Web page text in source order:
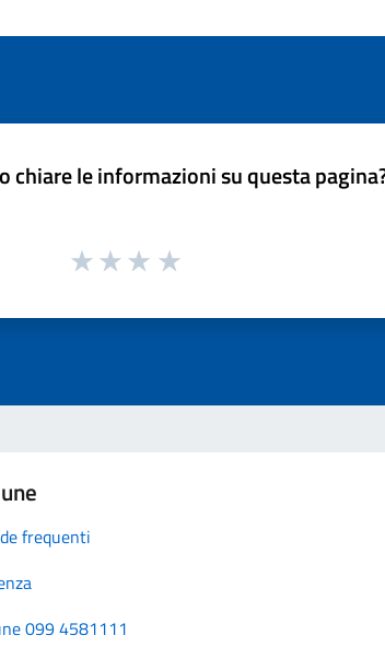
chiare le informazioni su questa
frequenti
099 4581111